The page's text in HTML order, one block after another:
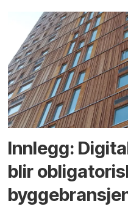
Innlegg:
blir